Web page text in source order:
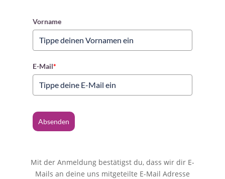
Vorname
E-Mail*
Absenden
Mit der Anmeldung bestätigst du, dass wir dir E-
Mails an deine uns mitgeteilte E-Mail Adresse